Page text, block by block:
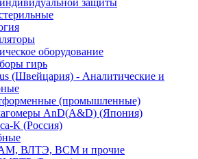
защиты
оборудование
гирь
(Швейцария) - Аналитические и
(промышленные)
AnD(A&D) (Япония)
К (Россия)
ВЛТЭ, BCM и прочие